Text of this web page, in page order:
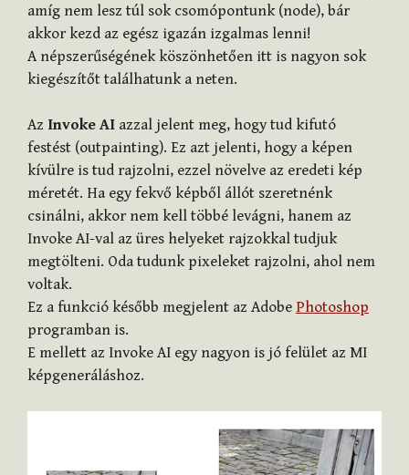
amíg nem lesz túl sok csomópontunk (node), bár
akkor kezd az egész igazán izgalmas lenni!
A népszerűségének köszönhetően itt is nagyon sok
kiegészítőt találhatunk a neten.
Az Invoke AI azzal jelent meg, hogy tud kifutó
festést (outpainting). Ez azt jelenti, hogy a képen
kívülre is tud rajzolni, ezzel növelve az eredeti kép
méretét. Ha egy fekvő képből állót szeretnénk
csinálni, akkor nem kell többé levágni, hanem az
Invoke AI-val az üres helyeket rajzokkal tudjuk
megtölteni. Oda tudunk pixeleket rajzolni, ahol nem
voltak.
Ez a funkció később megjelent az Adobe Photoshop
programban is.
E mellett az Invoke AI egy nagyon is jó felület az MI
képgeneráláshoz.